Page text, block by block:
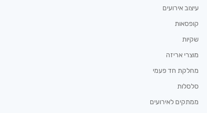
עיצוב אירועים
קופסאות
שקיות
מוצרי אריזה
מחלקת חד פעמי
סלסלות
ממתקים לאירועים